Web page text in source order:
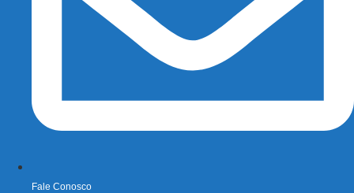
Fale Conosco